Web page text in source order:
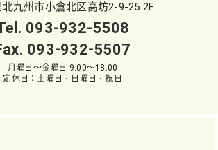
九州市小倉北区高坊2-9-25 2F
093-932-5508
093-932-5507
月曜日～金曜日 9:00～18:00
定休日：土曜日・日曜日・祝日